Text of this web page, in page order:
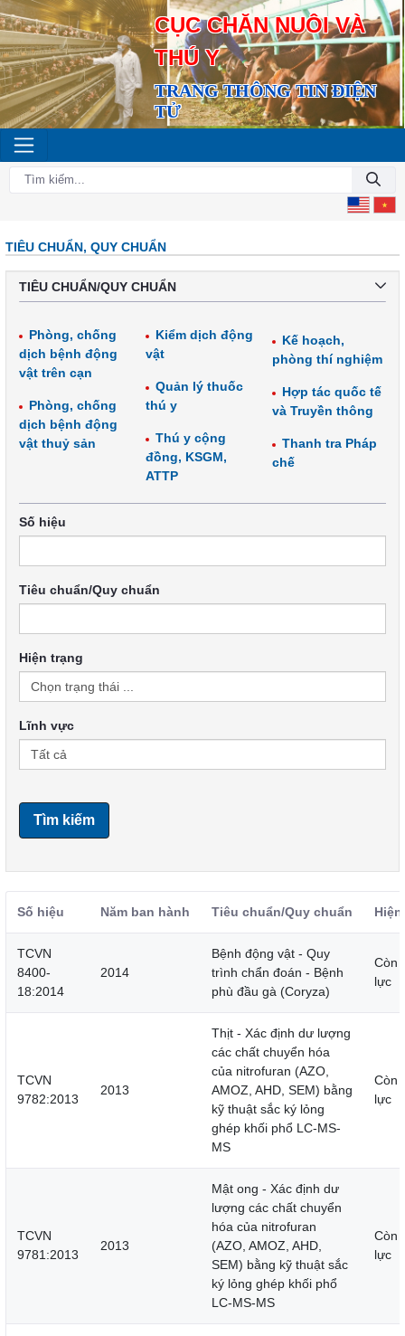
CỤC CHĂN NUÔI VÀ
THÚ Y
TRANG THÔNG TIN ĐIỆN
TỬ
TIÊU CHUẨN, QUY CHUẨN
TIÊU CHUẨN/QUY CHUẨN
Phòng, chống
dịch bệnh động
vật trên cạn
Phòng, chống
dịch bệnh động
vật thuỷ sản
Kiểm dịch động
vật
Quản lý thuốc
thú y
Thú y cộng
đồng, KSGM,
ATTP
Kế hoạch,
phòng thí nghiệm
Hợp tác quốc tế
và Truyền thông
Thanh tra Pháp
chế
Số hiệu
Tiêu chuẩn/Quy chuẩn
Hiện trạng
Lĩnh vực
Tìm kiếm
Số hiệu Năm ban hành Tiêu chuẩn/Quy chuẩn
TCVN
8400-
18:2014
2014
Bệnh động vật - Quy
trình chẩn đoán - Bệnh
phù đầu gà (Coryza)
Còn
lực
TCVN
9782:2013
2013
Thịt - Xác định dư lượng
các chất chuyển hóa
của nitrofuran (AZO,
AMOZ, AHD, SEM) bằng
kỹ thuật sắc ký lỏng
ghép khối phổ LC-MS-
MS
Còn
lực
TCVN
9781:2013
2013
Mật ong - Xác định dư
lượng các chất chuyển
hóa của nitrofuran
(AZO, AMOZ, AHD,
SEM) bằng kỹ thuật sắc
ký lỏng ghép khối phổ
LC-MS-MS
Còn
lực